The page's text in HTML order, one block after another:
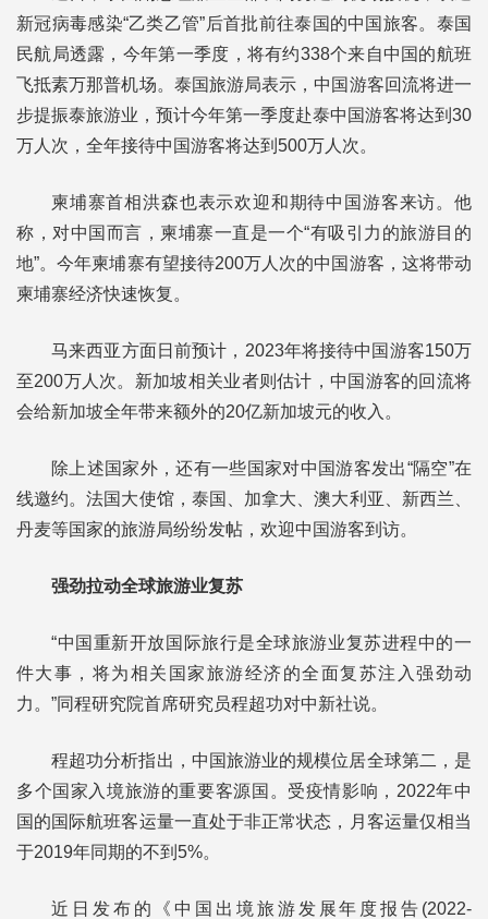
新冠病毒感染“乙类乙管”后首批前往泰国的中国旅客。泰国
民航局透露，今年第一季度，将有约338个来自中国的航班
飞抵素万那普机场。泰国旅游局表示，中国游客回流将进一
步提振泰旅游业，预计今年第一季度赴泰中国游客将达到30
万人次，全年接待中国游客将达到500万人次。
柬埔寨首相洪森也表示欢迎和期待中国游客来访。他
称，对中国而言，柬埔寨一直是一个“有吸引力的旅游目的
地”。今年柬埔寨有望接待200万人次的中国游客，这将带动
柬埔寨经济快速恢复。
马来西亚方面日前预计，2023年将接待中国游客150万
至200万人次。新加坡相关业者则估计，中国游客的回流将
会给新加坡全年带来额外的20亿新加坡元的收入。
除上述国家外，还有一些国家对中国游客发出“隔空”在
线邀约。法国大使馆，泰国、加拿大、澳大利亚、新西兰、
丹麦等国家的旅游局纷纷发帖，欢迎中国游客到访。
强劲拉动全球旅游业复苏
“中国重新开放国际旅行是全球旅游业复苏进程中的一
件大事，将为相关国家旅游经济的全面复苏注入强劲动
力。”同程研究院首席研究员程超功对中新社说。
程超功分析指出，中国旅游业的规模位居全球第二，是
多个国家入境旅游的重要客源国。受疫情影响，2022年中
国的国际航班客运量一直处于非正常状态，月客运量仅相当
于2019年同期的不到5%。
近日发布的《中国出境旅游发展年度报告(2022-